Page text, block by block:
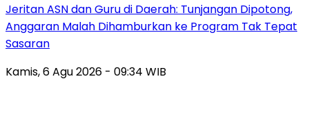
Jeritan ASN dan Guru di Daerah: Tunjangan Dipotong,
Anggaran Malah Dihamburkan ke Program Tak Tepat
Sasaran
Kamis, 6 Agu 2026 - 09:34 WIB